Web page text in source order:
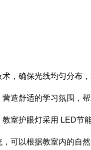
，确保光线均匀分布
造舒适的学习氛围，帮
室护眼灯采用 LED节
可以根据教室内的自